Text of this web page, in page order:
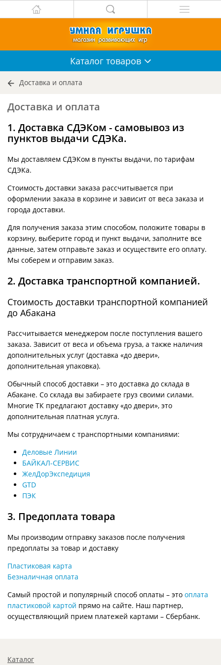
Каталог товаров
Доставка и оплата
Доставка и оплата
1. Доставка СДЭКом - самовывоз из
пунктов выдачи СДЭКа.
Мы доставляем СДЭКом в пункты выдачи, по тарифам
СДЭКа.
Стоимость доставки заказа рассчитывается при
оформлении заказа в корзине и зависит от веса заказа и
города доставки.
Для получения заказа этим способом, положите товары в
корзину, выберите город и пункт выдачи, заполните все
данные, затем отправьте заказ и осуществите его оплату.
Мы соберем и отправим заказ.
2. Доставка транспортной компанией.
Стоимость доставки транспортной компанией
до Абакана
Рассчитывается менеджером после поступления вашего
заказа. Зависит от веса и объема груза, а также наличия
дополнительных услуг (доставка «до двери»,
дополнительная упаковка).
Обычный способ доставки – это доставка до склада в
Абакане. Со склада вы забираете груз своими силами.
Многие ТК предлагают доставку «до двери», это
дополнительная платная услуга.
Мы сотрудничаем с транспортными компаниями:
Деловые Линии
БАЙКАЛ-СЕРВИС
ЖелДорЭкспедиция
GTD
ПЭК
3. Предоплата товара
Мы производим отправку заказов после получения
предоплаты за товар и доставку
Пластиковая карта
Безналичная оплата
Самый простой и популярный способ оплаты – это оплата
пластиковой картой прямо на сайте. Наш партнер,
осуществляющий прием платежей картами – Сбербанк.
Каталог